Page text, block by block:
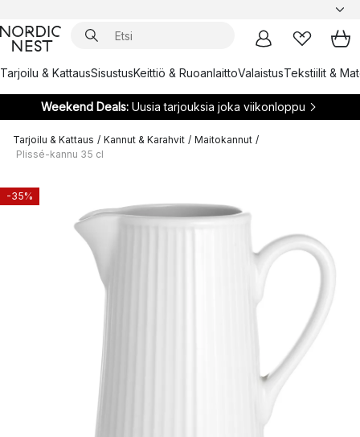
Tarjoilu & KattausSisustusKeittiö & RuoanlaittoValaistusTekstiilit &
Weekend Deals:Uusia tarjouksia joka viikonloppu
Tarjoilu & Kattaus / Kannut & Karahvit / Maitokannut /
Plissé-kannu 35 cl
-35%